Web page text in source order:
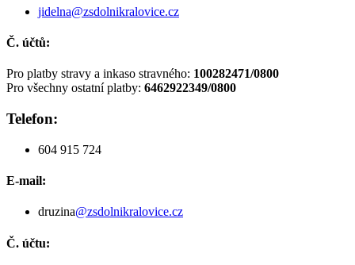
jidelna@zsdolnikralovice.cz
Č. účtů:
Pro platby stravy a inkaso stravného: 100282471/0800
Pro všechny ostatní platby: 6462922349/0800
Telefon:
604 915 724
E-mail:
druzina@zsdolnikralovice.cz
Č. účtu: